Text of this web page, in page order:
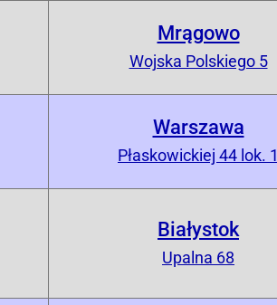
Mrągowo
Wojska Polskiego 5
Warszawa
Płaskowickiej 44 lok. 1
Białystok
Upalna 68